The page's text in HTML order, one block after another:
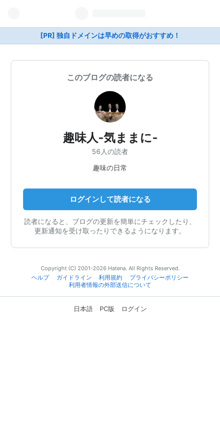
[PR] 独自ドメインは早めの取得がおすすめ！
このブログの読者になる
趣味人-気ままに-
56人の読者
趣味の日常
ログインして読者になる
読者になると、ブログの更新を簡単にチェックしたり、
更新通知を受け取ったりできるようになります。
Copyright (C) 2001-2026 Hatena. All Rights Reserved.
ヘルプ
ガイドライン 利用規約
プライバシーポリシー
利用者情報の外部送信について
日本語 PC版 ログイン